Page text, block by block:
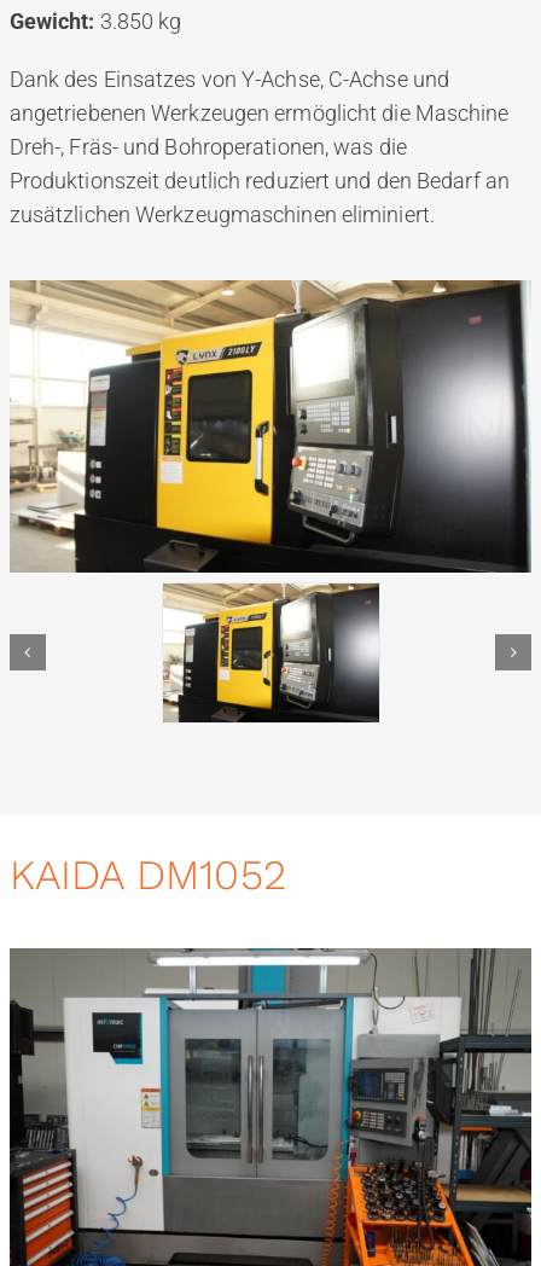
Gewicht: 3.850 kg
Dank des Einsatzes von Y-Achse, C-Achse und
angetriebenen Werkzeugen ermöglicht die Maschine
Dreh-, Fräs- und Bohroperationen, was die
Produktionszeit deutlich reduziert und den Bedarf an
zusätzlichen Werkzeugmaschinen eliminiert.
KAIDA DM1052